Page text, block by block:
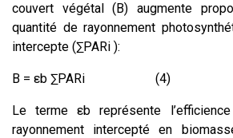
couvert végétal (B) augmente
quantité de rayonnement
intercepte (∑PARi ):
B = εb ∑PARi (4)
Le terme εb représente
rayonnement intercepté en